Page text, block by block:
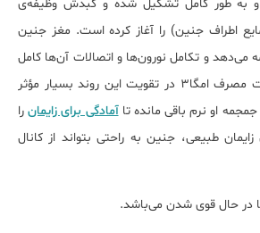
به طور کامل تشکیل شده و کبدش وظیفه‌ی
اطراف جنین) را آغاز کرده است. مغز جنین
می‌دهد و تکامل نورون‌ها و اتصالات آن‌ها کامل
می‌شود. لازم به ذکر است مصرف امگا3 در تقویت این روند بسیار مؤثر
او نرم باقی مانده تاآمادگی برای زایمانرا
طبیعی، جنین به راحتی بتواند از کانال
حال قوی شدن می‌باشد.